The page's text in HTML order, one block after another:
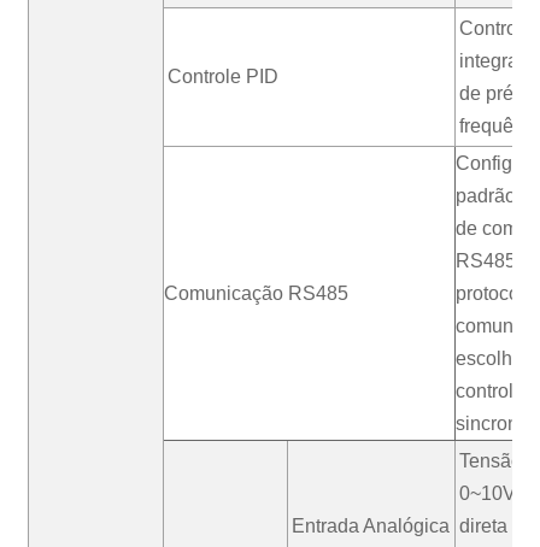
Controle PID
de pré-
Comunicação RS485
padrão
de
RS485,
escolha,
controle
Entrada Analógica
Tensão
0~10V,
direta